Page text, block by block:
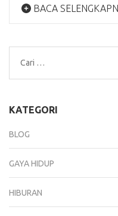
BACA
Cari
KATEGORI
BLOG
GAYA HIDUP
HIBURAN